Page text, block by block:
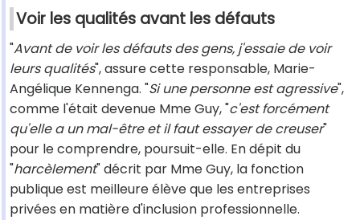
Voir les qualités avant les défauts
"Avant de voir les défauts des gens, j'essaie de voir
leurs qualités", assure cette responsable, Marie-
Angélique Kennenga. "Si une personne est agressive",
comme l'était devenue Mme Guy, "c'est forcément
qu'elle a un mal-être et il faut essayer de creuser"
pour le comprendre, poursuit-elle. En dépit du
"harcèlement" décrit par Mme Guy, la fonction
publique est meilleure élève que les entreprises
privées en matière d'inclusion professionnelle.